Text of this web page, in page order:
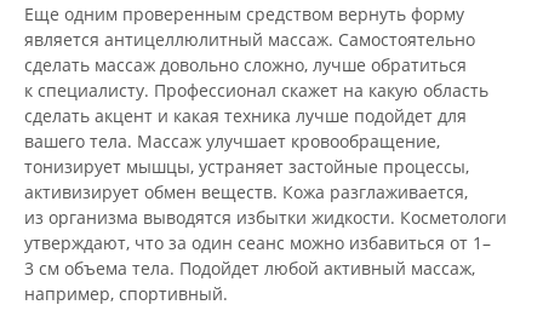
Еще одним проверенным средством вернуть форму
является антицеллюлитный массаж. Самостоятельно
сделать массаж довольно сложно, лучше обратиться
к специалисту. Профессионал скажет на какую область
сделать акцент и какая техника лучше подойдет для
вашего тела. Массаж улучшает кровообращение,
тонизирует мышцы, устраняет застойные процессы,
активизирует обмен веществ. Кожа разглаживается,
из организма выводятся избытки жидкости. Косметологи
утверждают, что за один сеанс можно избавиться от 1–
3 см объема тела. Подойдет любой активный массаж,
например, спортивный.